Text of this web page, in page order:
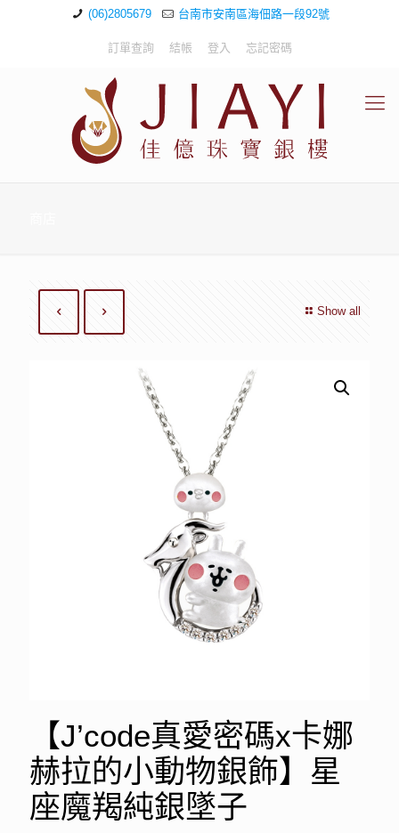
(06)2805679 台南市安南區海佃路一段92號
訂單查詢 結帳 登入 忘記密碼
Show all
【J’code真愛密碼x卡娜
赫拉的小動物銀飾】星
座魔羯純銀墜子